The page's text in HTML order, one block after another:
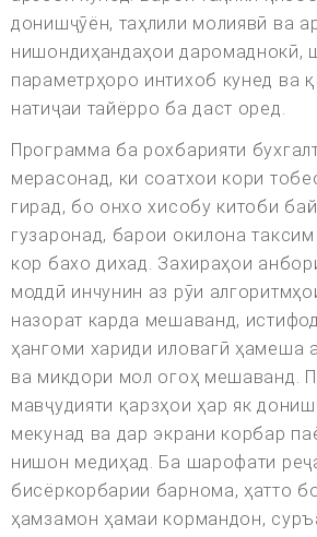
донишҷӯён, таҳлили молиявӣ ва
нишондиҳандаҳои даромаднокӣ,
параметрҳоро интихоб кунед ва
натиҷаи тайёрро ба даст оред.
Программа ба рохбарияти
мерасонад, ки соатхои кори
гирад, бо онхо хисобу китоби
гузаронад, барои окилона
кор бахо дихад. Захираҳои
моддӣ инчунин аз рӯи
назорат карда мешаванд,
ҳангоми хариди иловагӣ ҳамеша
ва микдори мол огоҳ мешаванд.
мавҷудияти қарзҳои ҳар як
мекунад ва дар экрани корбар
нишон медиҳад. Ба шарофати
бисёркорбарии барнома, ҳатто
ҳамзамон ҳамаи кормандон,